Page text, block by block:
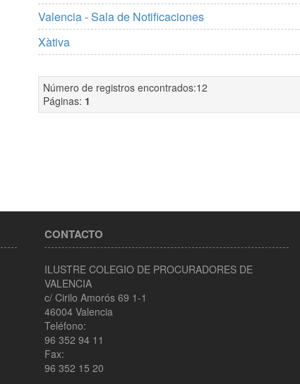
Valencia - Sala de Notificaciones
Xàtiva
Número de registros encontrados:12
Páginas: 1
CONTACTO
ILUSTRE COLEGIO DE PROCURADORES DE
VALENCIA
c/ Cirilo Amorós 69 1-1
46004 Valencia
Teléfono:
96 352 94 11
Fax:
96 352 15 20